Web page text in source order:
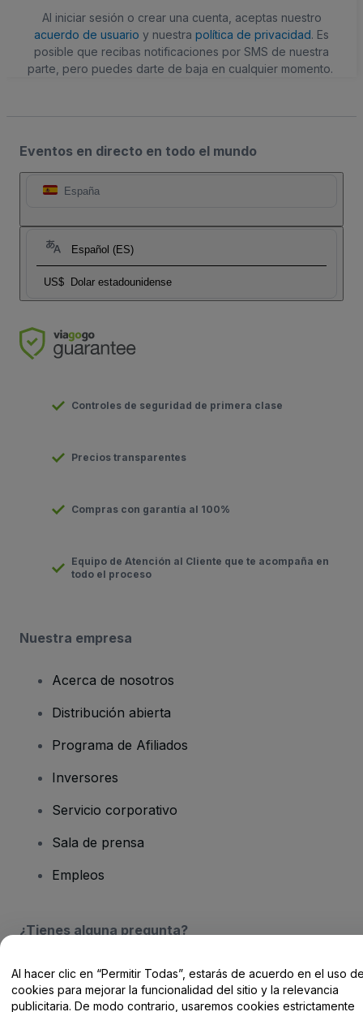
Al iniciar sesión o crear una cuenta, aceptas nuestro
acuerdo de usuario y nuestra política de privacidad. Es
posible que recibas notificaciones por SMS de nuestra
parte, pero puedes darte de baja en cualquier momento.
Eventos en directo en todo el mundo
España
Español (ES)
US$ Dolar estadounidense
Controles de seguridad de primera clase
Precios transparentes
Compras con garantía al 100%
Equipo de Atención al Cliente que te acompaña en
todo el proceso
Nuestra empresa
Acerca de nosotros
Distribución abierta
Programa de Afiliados
Inversores
Servicio corporativo
Sala de prensa
Empleos
¿Tienes alguna pregunta?
Centro de Ayuda / Contacto
Al hacer clic en “Permitir Todas”, estarás de acuerdo en el uso
cookies para mejorar la funcionalidad del sitio y la relevancia
publicitaria. De modo contrario, usaremos cookies estrictamente